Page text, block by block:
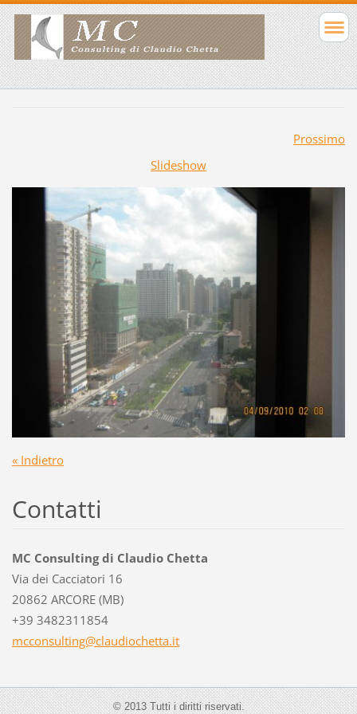
Prossimo
Slideshow
« Indietro
Contatti
MC Consulting di Claudio Chetta
Via dei Cacciatori 16
20862 ARCORE (MB)
+39 3482311854
mcconsulting@claudiochetta.it
© 2013 Tutti i diritti riservati.